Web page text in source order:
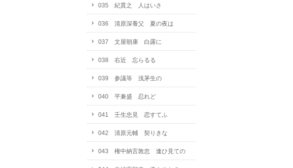
035 紀貫之 人はいさ
036 清原深養父 夏の夜は
037 文屋朝康 白露に
038 右近 忘らるる
039 参議等 浅茅生の
040 平兼盛 忍れど
041 壬生忠見 恋すてふ
042 清原元輔 契りきな
043 権中納言敦忠 逢ひ見ての